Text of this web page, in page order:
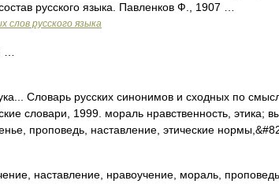
русского языка. Павленков Ф., 1907 …
слов русского языка
Словарь русских синонимов и сходных по
словари, 1999. мораль нравственность, этика;
проповедь, наставление, этические
наставление, нравоучение, мораль,